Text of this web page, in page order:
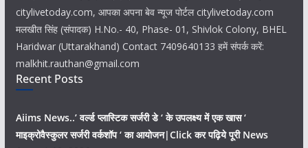
citylivetoday.com, आपका अपना बेव न्यूज पोर्टल citylivetoday.com
मलखीत सिंह (संपादक) H.No.- 40, Phase- 01, Shivlok Colony, BHEL
Haridwar (Uttarakhand) Contact 7409640133 हमें संपर्क करें:
malkhit.rauthan@gmail.com
Recent Posts
Aiims News..’ वर्ल्ड प्लास्टिक सर्जरी डे ‘ के उपलक्ष्य में एक खास ‘
माइक्रोवैस्कुलर सर्जरी वर्कशॉप ‘ का आयोजन|Click कर पढ़िये पूरी News